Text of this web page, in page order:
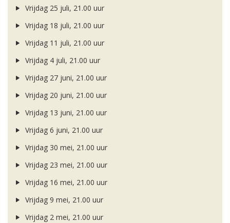
Vrijdag 25 juli, 21.00 uur
Vrijdag 18 juli, 21.00 uur
Vrijdag 11 juli, 21.00 uur
Vrijdag 4 juli, 21.00 uur
Vrijdag 27 juni, 21.00 uur
Vrijdag 20 juni, 21.00 uur
Vrijdag 13 juni, 21.00 uur
Vrijdag 6 juni, 21.00 uur
Vrijdag 30 mei, 21.00 uur
Vrijdag 23 mei, 21.00 uur
Vrijdag 16 mei, 21.00 uur
Vrijdag 9 mei, 21.00 uur
Vrijdag 2 mei, 21.00 uur